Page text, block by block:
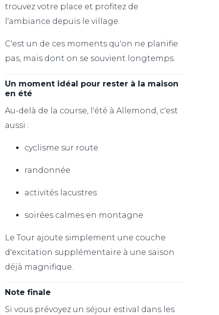
trouvez votre place et profitez de
l'ambiance depuis le village.
C'est un de ces moments qu'on ne planifie
pas, mais dont on se souvient longtemps.
Un moment idéal pour rester à la maison
en été
Au-delà de la course, l'été à Allemond, c'est
aussi :
cyclisme sur route
randonnée
activités lacustres
soirées calmes en montagne
Le Tour ajoute simplement une couche
d'excitation supplémentaire à une saison
déjà magnifique.
Note finale
Si vous prévoyez un séjour estival dans les